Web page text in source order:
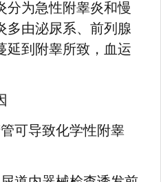
分为急性附睾炎和慢
多由泌尿系、前列腺
延到附睾所致，血运
可导致化学性附睾